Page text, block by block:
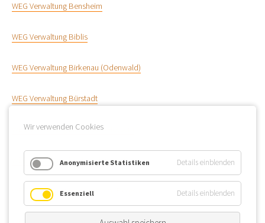
WEG Verwaltung Bensheim
WEG Verwaltung Biblis
WEG Verwaltung Birkenau (Odenwald)
WEG Verwaltung Bürstadt
WEG Verwaltung Einhausen (Hessen)
WEG Verwaltung Fürth (Odenwald)
WEG Verwaltung Heppenheim (Bergstraße)
Wir verwenden Cookies
Anonymisierte Statistiken Details einblenden
Essenziell Details einblenden